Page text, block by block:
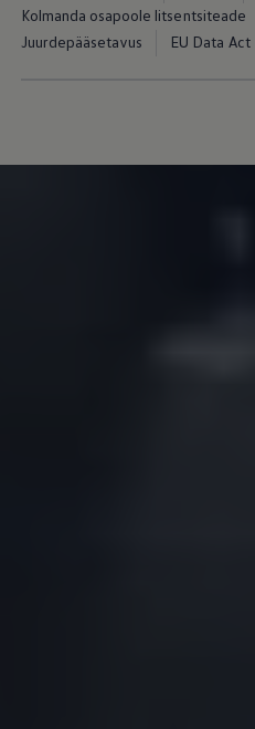
Kolmanda osapoole litsentsiteade
Juurdepääsetavus
EU Data Act